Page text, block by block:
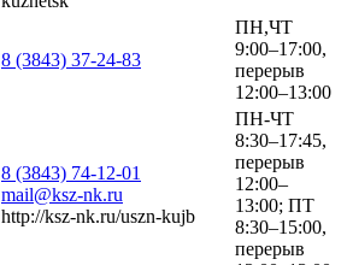
8 (3843) 37-24-83
ПН,ЧТ
9:00–17:00,
перерыв
12:00–13:00
8 (3843) 74-12-01
mail@ksz-nk.ru
http://ksz-nk.ru/uszn-kujb
ПН-ЧТ
8:30–17:45,
перерыв
12:00–
13:00; ПТ
8:30–15:00,
перерыв